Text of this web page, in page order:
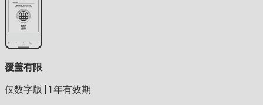
覆盖有限
仅数字版
1 年有效期